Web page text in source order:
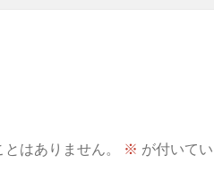
はありません。 ※ が付いて